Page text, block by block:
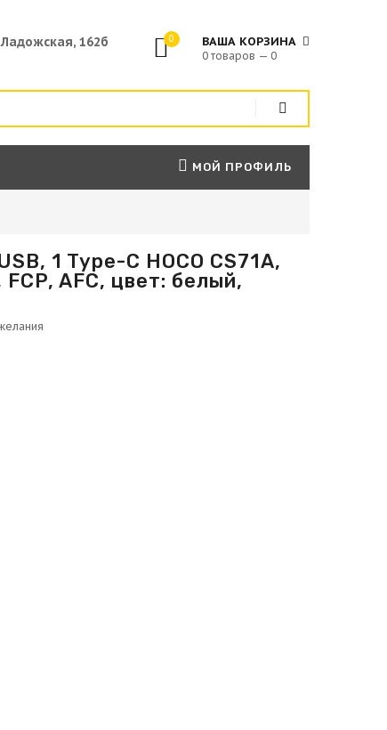
Ладожская, 162б 0 ВАША КОРЗИНА
0 товаров — 0
МОЙ ПРОФИЛЬ
1 Type-C HOCO CS71A,
AFC, цвет: белый,